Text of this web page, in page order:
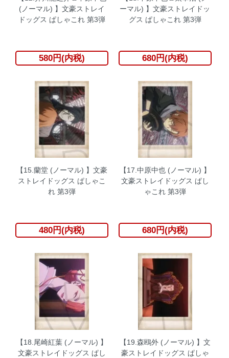
(ノーマル) 】文豪ストレイ
ドッグス ぱしゃこれ 第3弾
580円(内税)
ーマル) 】文豪ストレイドッ
グス ぱしゃこれ 第3弾
680円(内税)
【15.蘭堂 (ノーマル) 】文豪
ストレイドッグス ぱしゃこ
れ 第3弾
480円(内税)
【17.中原中也 (ノーマル) 】
文豪ストレイドッグス ぱし
ゃこれ 第3弾
680円(内税)
【18.尾崎紅葉 (ノーマル) 】
文豪ストレイドッグス ぱし
【19.森鴎外 (ノーマル) 】文
豪ストレイドッグス ぱしゃ